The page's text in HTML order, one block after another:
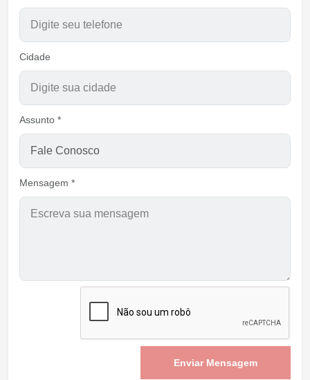
Cidade
Assunto *
Mensagem *
Enviar Mensagem